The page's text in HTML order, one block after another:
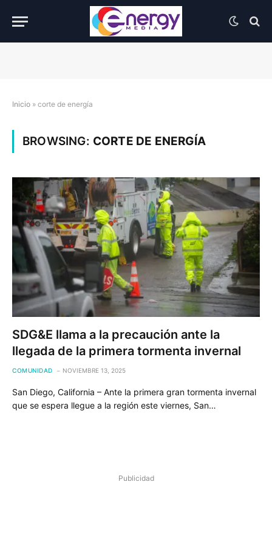
Inicio » corte de energía
BROWSING: CORTE DE ENERGÍA
SDG&E llama a la precaución ante la
llegada de la primera tormenta invernal
COMUNIDAD NOVIEMBRE 13, 2025
San Diego, California – Ante la primera gran tormenta invernal
que se espera llegue a la región este viernes, San…
Publicidad